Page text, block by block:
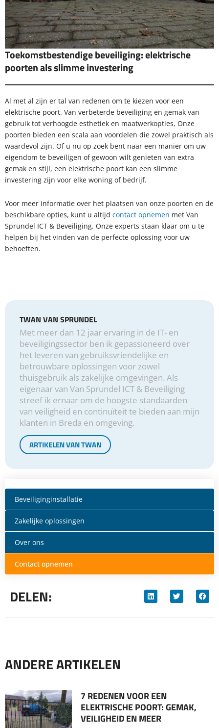
Toekomstbestendige beveiliging: elektrische
poorten als slimme investering
Al met al zijn er tal van redenen om te kiezen voor een
elektrische poort. Van verbeterde beveiliging en gemak van
gebruik tot verhoogde esthetiek en maatwerkopties, Onze
poorten bieden een scala aan voordelen die zowel praktisch als
waardevol zijn. Of u nu op zoek bent naar een manier om uw
eigendom te beveiligen of gewoon wilt genieten van extra
gemak en stijl, een elektrische poort kan een slimme
investering zijn voor elke woning of bedrijf.
Voor meer informatie over het plaatsen van onze poorten en de
beschikbare opties, kunt u altijd contact opnemen met Van
Sprundel ICT & Beveiliging. Onze experts staan ​​klaar om u te
helpen bij het vinden van de perfecte oplossing voor uw
behoeften.
TWAN VAN SPRUNDEL
Met meer dan 12 jaar ervaring in de IT- en
beveiligingssector ben ik gepassioneerd over
het leveren van gebruiksvriendelijke en
betrouwbare oplossingen voor zowel
thuisgebruik als zakelijke omgevingen. Als
eigenaar van Van Sprundel ICT & Beveiliging
streef ik ernaar om de hoogste standaarden
van veiligheid en continuïteit te bieden aan mijn
klanten in Breda en omgeving.
ARTIKELEN VAN TWAN
Beveiliginginstallatie
Zakelijke oplossingen
Over ons
Contact opnemen
DELEN:
ANDERE ARTIKELEN
7 REDENEN VOOR EEN
ELEKTRISCHE POORT: GEMAK,
VEILIGHEID EN MEER